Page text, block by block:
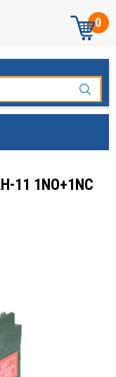
0
1NO+1NC